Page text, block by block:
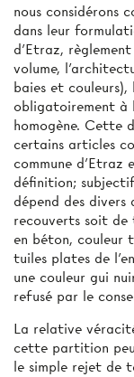
nous considérons
dans leur
d'Etraz,
volume,
baies et
obligatoirement à
homogène. Cette
certains articles
commune d'Etraz
définition;
dépend des
recouverts soit de
en béton, couleur
tuiles plates de
une couleur gui
refusé par le
La relative
cette partition
le simple rejet de